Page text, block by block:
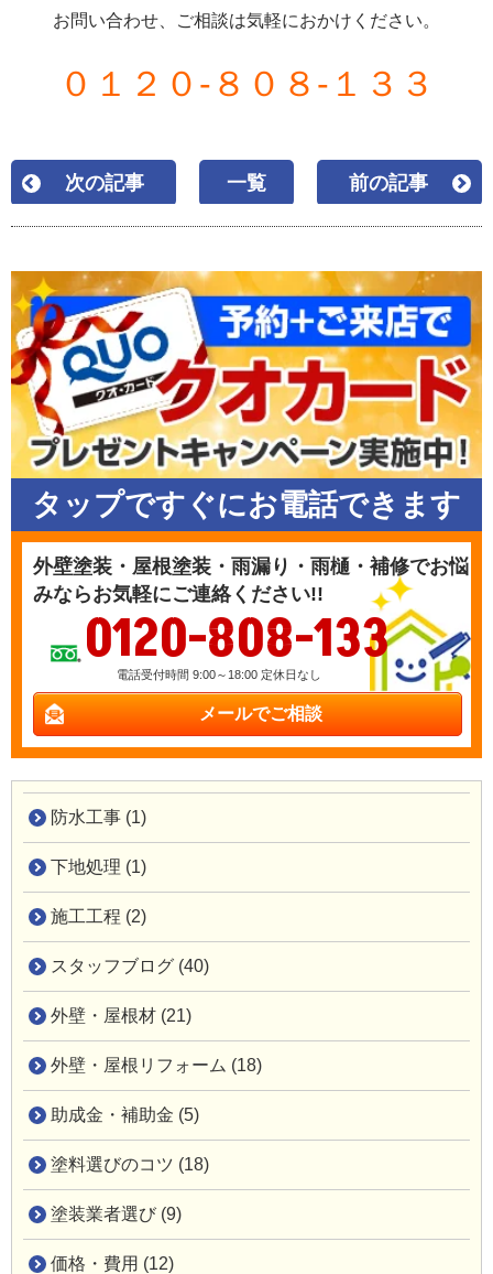
お問い合わせ、ご相談は気軽におかけください。
０１２０-８０８-１３３
次の記事 一覧 前の記事
タップですぐにお電話できます
外壁塗装・屋根塗装・雨漏り・雨樋・補修でお悩
みならお気軽にご連絡ください!!
0120-808-133
電話受付時間 9:00～18:00 定休日なし
メールでご相談
防水工事 (1)
下地処理 (1)
施工工程 (2)
スタッフブログ (40)
外壁・屋根材 (21)
外壁・屋根リフォーム (18)
助成金・補助金 (5)
塗料選びのコツ (18)
塗装業者選び (9)
価格・費用 (12)